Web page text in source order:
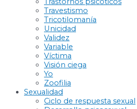
Travestismo
Tricotilomanía
Unicidad
Validez
Variable
Víctima
Visión ciega
Yo
Zoofilia
Sexualidad
Ciclo de respuesta sexual